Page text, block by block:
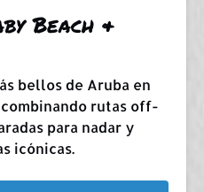
Beach &
bellos de Aruba en
rutas off-
para nadar y
icónicas.